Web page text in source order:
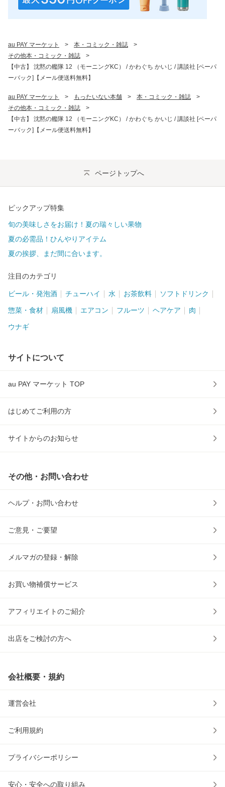
au PAY マーケット > 本・コミック・雑誌
>
その他本・コミック・雑誌
>
【中古】 沈黙の艦隊 12 （モーニングKC） / かわぐち かいじ / 講談社 [ペーパ
ーバック]【メール便送料無料】
au PAY マーケット > もったいない本舗 > 本・コミック・雑誌
>
その他本・コミック・雑誌
>
【中古】 沈黙の艦隊 12 （モーニングKC） / かわぐち かいじ / 講談社 [ペーパ
ーバック]【メール便送料無料】
ページトップへ
ピックアップ特集
旬の美味しさをお届け！夏の瑞々しい果物
夏の必需品！ひんやりアイテム
夏の挨拶、まだ間に合います。
注目のカテゴリ
ビール・発泡酒 チューハイ 水 お茶飲料 ソフトドリンク
惣菜・食材 扇風機 エアコン フルーツ ヘアケア 肉
ウナギ
サイトについて
au PAY マーケット TOP
はじめてご利用の方
サイトからのお知らせ
その他・お問い合わせ
ヘルプ・お問い合わせ
ご意見・ご要望
メルマガの登録・解除
お買い物補償サービス
アフィリエイトのご紹介
出店をご検討の方へ
会社概要・規約
運営会社
ご利用規約
プライバシーポリシー
安心・安全への取り組み